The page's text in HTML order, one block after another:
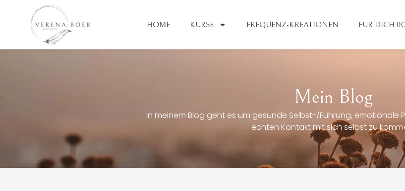
HOME KURSE FREQUENZ-KREATIONEN FÜR DICH 0€
Mein Blog
In meinem Blog geht es um gesunde Selbst-/Führung, emotionale
echten Kontakt mit sich selbst zu